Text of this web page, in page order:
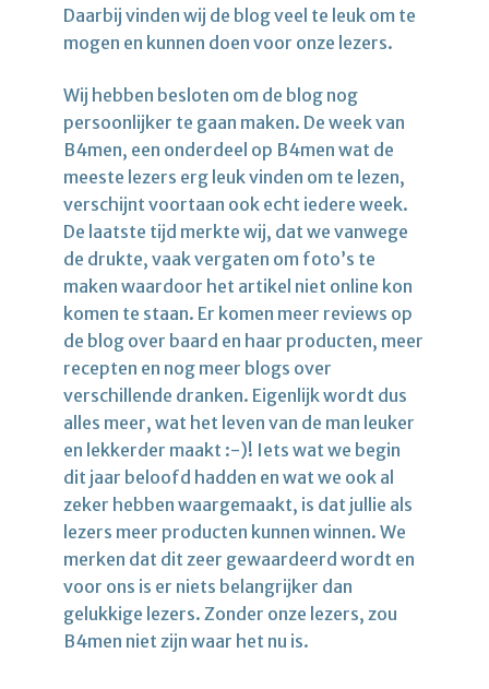
Daarbij vinden wij de blog veel te leuk om te
mogen en kunnen doen voor onze lezers.
Wij hebben besloten om de blog nog
persoonlijker te gaan maken. De week van
B4men, een onderdeel op B4men wat de
meeste lezers erg leuk vinden om te lezen,
verschijnt voortaan ook echt iedere week.
De laatste tijd merkte wij, dat we vanwege
de drukte, vaak vergaten om foto’s te
maken waardoor het artikel niet online kon
komen te staan. Er komen meer reviews op
de blog over baard en haar producten, meer
recepten en nog meer blogs over
verschillende dranken. Eigenlijk wordt dus
alles meer, wat het leven van de man leuker
en lekkerder maakt :-)! Iets wat we begin
dit jaar beloofd hadden en wat we ook al
zeker hebben waargemaakt, is dat jullie als
lezers meer producten kunnen winnen. We
merken dat dit zeer gewaardeerd wordt en
voor ons is er niets belangrijker dan
gelukkige lezers. Zonder onze lezers, zou
B4men niet zijn waar het nu is.